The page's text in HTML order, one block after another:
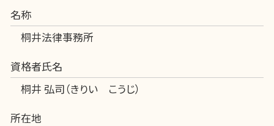
名称
桐井法律事務所
資格者氏名
桐井 弘司（きりい こうじ）
所在地